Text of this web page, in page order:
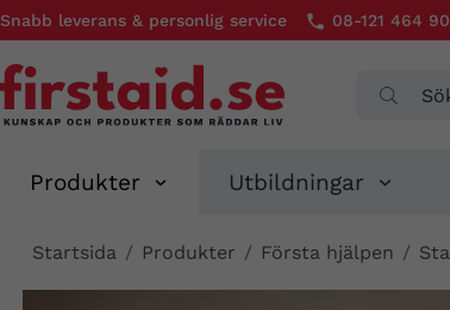
Snabb leverans & personlig service 08-121 464
Produkter Utbildningar
Startsida / Produkter / Första hjälpen /